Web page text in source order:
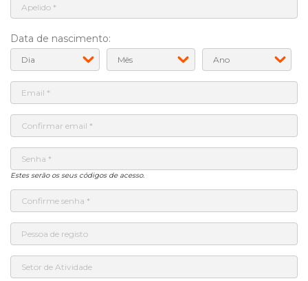
Data de nascimento:
Estes serão os seus códigos de acesso.